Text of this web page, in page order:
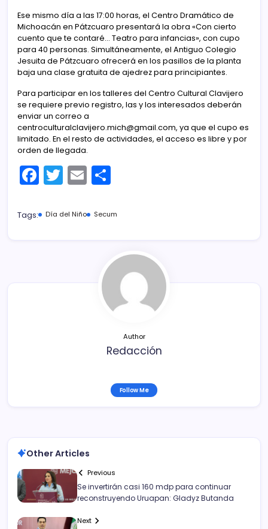
Ese mismo día a las 17:00 horas, el Centro Dramático de
Michoacán en Pátzcuaro presentará la obra «Con cierto
cuento que te contaré… Teatro para infancias», con cupo
para 40 personas. Simultáneamente, el Antiguo Colegio
Jesuita de Pátzcuaro ofrecerá en los pasillos de la planta
baja una clase gratuita de ajedrez para principiantes.
Para participar en los talleres del Centro Cultural Clavijero
se requiere previo registro, las y los interesados deberán
enviar un correo a
centroculturalclavijero.mich@gmail.com, ya que el cupo es
limitado. En el resto de actividades, el acceso es libre y por
orden de llegada.
F
a
c
T
w
itt
E
m
ai m
ar
tir
Tags: Día del Niño Secum
Author
Redacción
Follow Me
Other Articles
Previous
Se invertirán casi 160 mdp para continuar
reconstruyendo Uruapan: Gladyz Butanda
Next